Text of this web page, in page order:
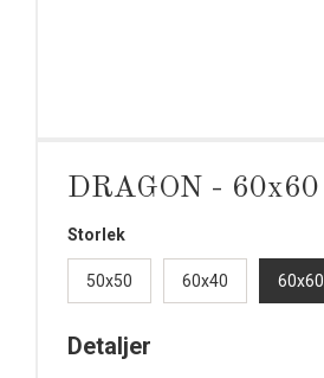
DRAGON - 60x60
Storlek
50x50 60x40 60x60
Detaljer